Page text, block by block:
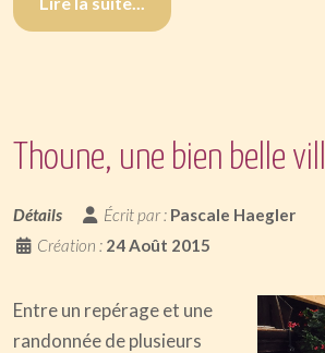
Thoune, une bien belle
Détails Écrit par : Pascale Haegler
Création : 24 Août 2015
Entre un repérage et une
randonnée de plusieurs